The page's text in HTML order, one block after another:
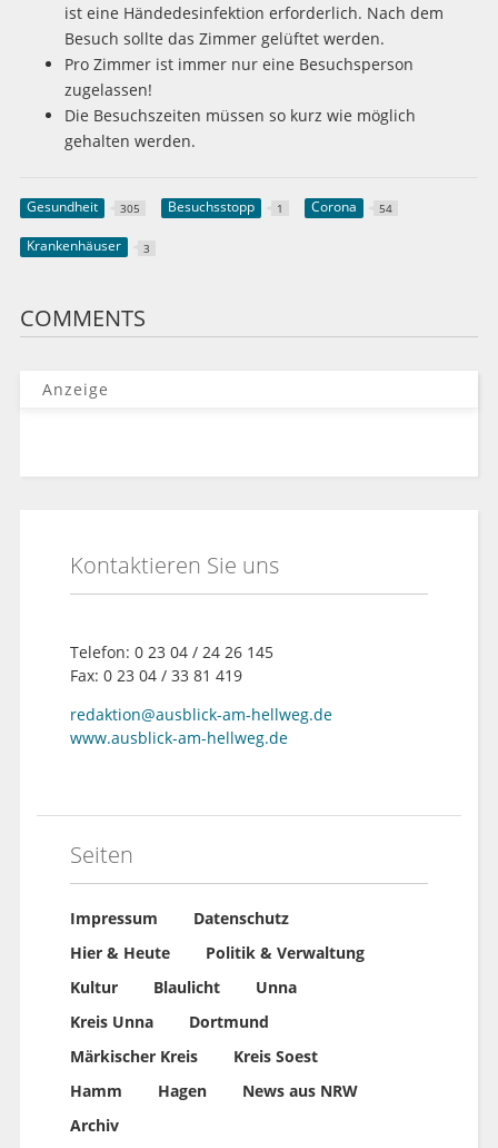
ist eine Händedesinfektion erforderlich. Nach dem
Besuch sollte das Zimmer gelüftet werden.
Pro Zimmer ist immer nur eine Besuchsperson
zugelassen!
Die Besuchszeiten müssen so kurz wie möglich
gehalten werden.
Gesundheit 305 Besuchsstopp 1 Corona 54
Krankenhäuser 3
COMMENTS
Anzeige
Kontaktieren Sie uns
Telefon: 0 23 04 / 24 26 145
Fax: 0 23 04 / 33 81 419
redaktion@ausblick-am-hellweg.de
www.ausblick-am-hellweg.de
Seiten
Impressum
Datenschutz
Hier & Heute
Politik & Verwaltung
Kultur
Blaulicht
Unna
Kreis Unna
Dortmund
Märkischer Kreis
Kreis Soest
Hamm
Hagen
News aus NRW
Archiv